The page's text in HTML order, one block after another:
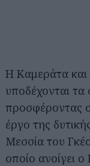
Η Καμεράτα και
υποδέχονται τα
προσφέροντας
έργο της
Μεσσία του
οποίο ανοίγει